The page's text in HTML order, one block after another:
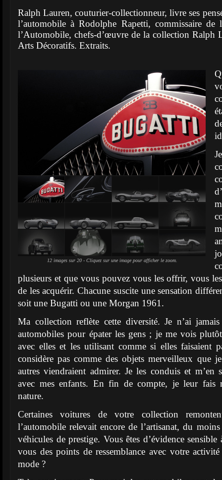
Ralph Lauren, couturier-collectionneur, livre ses
l’automobile à Rodolphe Rapetti, commissaire
l’Automobile, chefs-d’œuvre de la collection Ralph
Arts Décoratifs. Extraits.
12 images sur 20 - Cliquez sur une image pour afficher le zoom.
plusieurs et que vous pouvez vous les offrir, vous
de les acquérir. Chacune suscite une sensation
soit une Bugatti ou une Morgan 1961.
Ma collection reflète cette diversité. Je n’ai
automobiles pour épater les gens ; je me vois
avec elles et les utilisant comme si elles faisaient
considère pas comme des objets merveilleux que
autres viendraient admirer. Je les conduis et m’en
avec mes enfants. En fin de compte, je leur fais
nature.
Certaines voitures de votre collection
l’automobile relevait encore de l’artisanat, du
véhicules de prestige. Vous êtes d’évidence
vous des points de ressemblance avec votre
mode ?